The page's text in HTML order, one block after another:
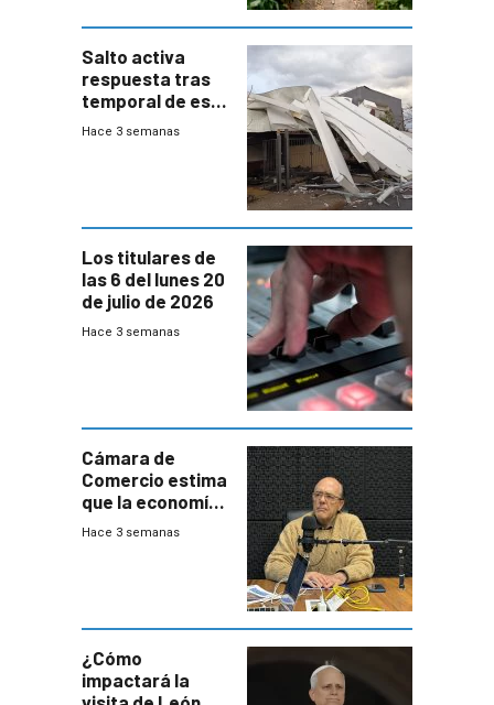
Salto activa
respuesta tras
temporal de este
sábado con
Hace 3 semanas
Los titulares de
las 6 del lunes 20
de julio de 2026
Hace 3 semanas
Cámara de
Comercio estima
que la economía
crecerá 1,6%
Hace 3 semanas
¿Cómo
impactará la